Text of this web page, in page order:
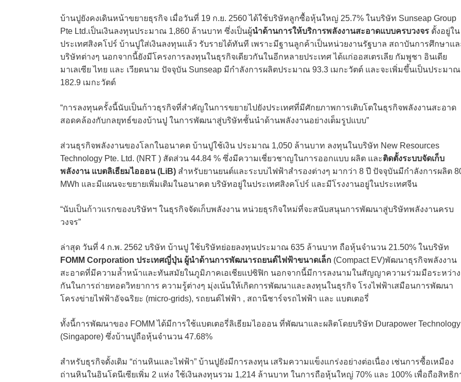
บ้านปูยังคงเดินหน้าขยายธุรกิจ เมื่อวันที่ 19 ก.ย. 2560 ได้ใช้บริษัทลูกซื้อหุ้นใหญ่ 25.7% ในบริษัท Sunseap Group
Pte Ltd.เป็นเงินลงทุนประมาณ 1,860 ล้านบาท ซึ่งเป็นผู้นำด้านการให้บริการพลังงานสะอาดแบบครบวงจร ตั้งอยู่ใน
ประเทศสิงคโปร์ บ้านปูใส่เงินลงทุนแล้ว รับรายได้ทันที เพราะมีฐานลูกค้าเป็นหน่วยงานรัฐบาล สถาบันการศึกษาแ
บริษัทต่างๆ นอกจากนี้ยังมีโครงการลงทุนในธุรกิจเดียวกันในอีกหลายประเทศ ได้แก่ออสเตรเลีย กัมพูชา อินเดีย
มาเลเซีย ไทย และ เวียดนาม ปัจจุบัน Sunseap มีกำลังการผลิตประมาณ 93.3 เมกะวัตต์ และจะเพิ่มขึ้นเป็นประมาณ
182.9 เมกะวัตต์
“การลงทุนครั้งนี้นับเป็นก้าวธุรกิจที่สำคัญในการขยายไปยังประเทศที่มีศักยภาพการเติบโตในธุรกิจพลังงานสะอาด
สอดคล้องกับกลยุทธ์ของบ้านปู ในการพัฒนาสู่บริษัทชั้นนำด้านพลังงานอย่างเต็มรูปแบบ”
ส่วนธุรกิจพลังงานของโลกในอนาคต บ้านปูใช้เงิน ประมาณ 1,050 ล้านบาท ลงทุนในบริษัท New Resources
Technology Pte. Ltd. (NRT ) สัดส่วน 44.84 % ซึ่งมีความเชี่ยวชาญในการออกแบบ ผลิต และติดตั้งระบบจัดเก็บ
พลังงาน แบตลิเธียมไอออน (LiB) สำหรับยานยนต์และระบบไฟฟ้าสำรองต่างๆ มากว่า 8 ปี ปัจจุบันมีกำลังการผลิต
MWh และมีแผนจะขยายเพิ่มเติมในอนาคต บริษัทอยู่ในประเทศสิงคโปร์ และมีโรงงานอยู่ในประเทศจีน
“นับเป็นก้าวแรกของบริษัทฯ ในธุรกิจจัดเก็บพลังงาน หน่วยธุรกิจใหม่ที่จะสนับสนุนการพัฒนาสู่บริษัทพลังงานครบ
วงจร”
ล่าสุด วันที่ 4 ก.พ. 2562 บริษัท บ้านปู ใช้บริษัทย่อยลงทุนประมาณ 635 ล้านบาท ถือหุ้นจำนวน 21.50% ในบริษัท
FOMM Corporation ประเทศญี่ปุ่น ผู้นำด้านการพัฒนารถยนต์ไฟฟ้าขนาดเล็ก (Compact EV)พัฒนาธุรกิจพลังงาน
สะอาดที่มีความล้ำหน้าและทันสมัยในภูมิภาคเอเชียแปซิฟิก นอกจากนี้มีการลงนามในสัญญาความร่วมมือระหว่าง
กันในการถ่ายทอดวิทยาการ ความรู้ต่างๆ มุ่งเน้นให้เกิดการพัฒนาและลงทุนในธุรกิจ โรงไฟฟ้าเสมือนการพัฒนา
โครงข่ายไฟฟ้าอัจฉริยะ (micro-grids), รถยนต์ไฟฟ้า , สถานีชาร์จรถไฟฟ้า และ แบตเตอรี่
ทั้งนี้การพัฒนาของ FOMM ได้มีการใช้แบตเตอรี่ลิเธียมไอออน ที่พัฒนาและผลิตโดยบริษัท Durapower Technology
(Singapore) ซึ่งบ้านปูถือหุ้นจำนวน 47.68%
สำหรับธุรกิจดั้งเดิม “ถ่านหินและไฟฟ้า” บ้านปูยังมีการลงทุน เสริมความแข็งแกร่งอย่างต่อเนื่อง เช่นการซื้อเหมือง
ถ่านหินในอินโดนีเซียเพิ่ม 2 แห่ง ใช้เงินลงทุนรวม 1,214 ล้านบาท ในการถือหุ้นใหญ่ 70% และ 100% เพื่อถือสิทธิก